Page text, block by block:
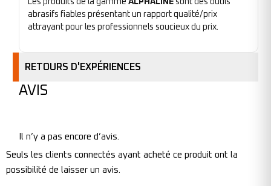
Les produits de la gamme ALPHALINE sont des outils
abrasifs fiables présentant un rapport qualité/prix
attrayant pour les professionnels soucieux du prix.
RETOURS D'EXPÉRIENCES
AVIS
Il n’y a pas encore d’avis.
Seuls les clients connectés ayant acheté ce produit ont la
possibilité de laisser un avis.